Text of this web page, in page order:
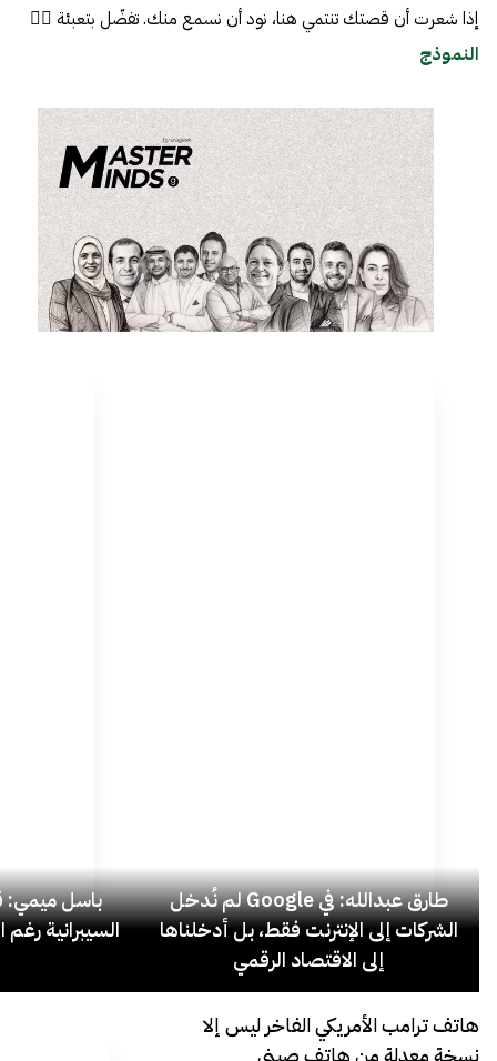
إذا شعرت أن قصتك تنتمي هنا، نود أن نسمع منك. تفضّل بتعبئة 👈🏼
النموذج
طارق عبدالله: في Google لم نُدخل
الشركات إلى الإنترنت فقط، بل أدخلناها
إلى الاقتصاد الرقمي
باسل ميمي:
السيبرانية رغم
هاتف ترامب الأمريكي الفاخر ليس إلا
نسخة معدلة من هاتف صيني